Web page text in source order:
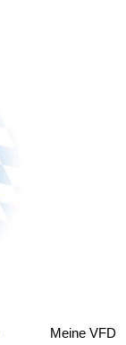
Meine VFD